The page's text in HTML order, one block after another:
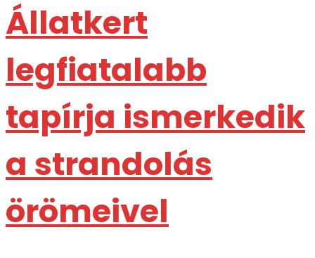
Állatkert
legfiatalabb
tapírja ismerkedik
a strandolás
örömeivel